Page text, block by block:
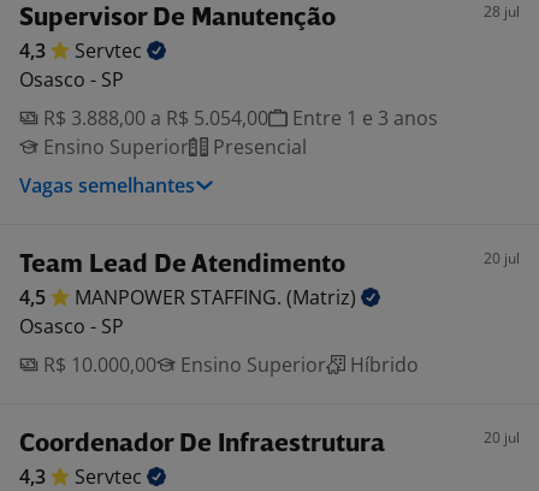
Supervisor De Manutenção 28 jul
4,3
Servtec
Osasco - SP
R$ 3.888,00 a R$ 5.054,00
Entre 1 e 3 anos
Ensino Superior
Presencial
Vagas semelhantes
Team Lead De Atendimento 20 jul
4,5 MANPOWER STAFFING. (Matriz)
Osasco - SP
R$ 10.000,00
Ensino Superior Híbrido
Coordenador De Infraestrutura 20 jul
4,3
Servtec